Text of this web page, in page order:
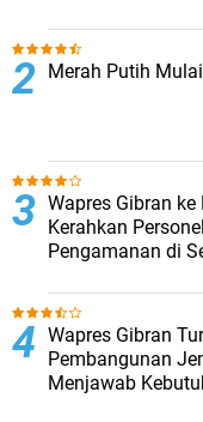
Merah Putih
Wapres Gibran ke
Kerahkan
Pengamanan di
Wapres Gibran
Pembangunan
Menjawab